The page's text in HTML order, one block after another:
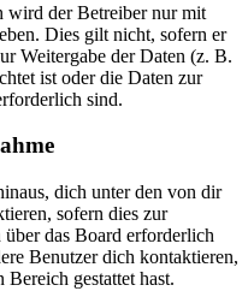
wird der Betreiber nur mit
Dies gilt nicht, sofern er
Weitergabe der Daten (z. B.
ist oder die Daten zur
sind.
dich unter den von dir
sofern dies zur
das Board erforderlich
Benutzer dich kontaktieren,
gestattet hast.